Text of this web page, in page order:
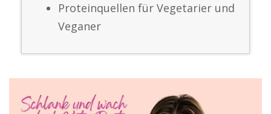
Proteinquellen für Vegetarier und
Veganer